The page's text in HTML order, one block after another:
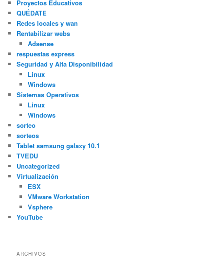
Proyectos Educativos
QUÉDATE
Redes locales y wan
Rentabilizar webs
Adsense
respuestas express
Seguridad y Alta Disponibilidad
Linux
Windows
Sistemas Operativos
Linux
Windows
sorteo
sorteos
Tablet samsung galaxy 10.1
TVEDU
Uncategorized
Virtualización
ESX
VMware Workstation
Vsphere
YouTube
ARCHIVOS